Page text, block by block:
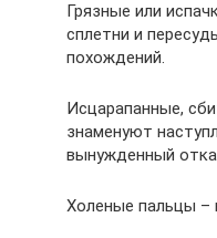
Грязные или
сплетни и
похождений.
Исцарапанные,
знаменуют
вынужденный
Холеные пальцы –